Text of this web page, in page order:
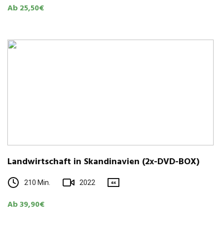
Ab 25,50€
Land­wirt­schaft in Skan­di­na­vien (2x-DVD-BOX)
210 Min. 2022 4K
Ab 39,90€